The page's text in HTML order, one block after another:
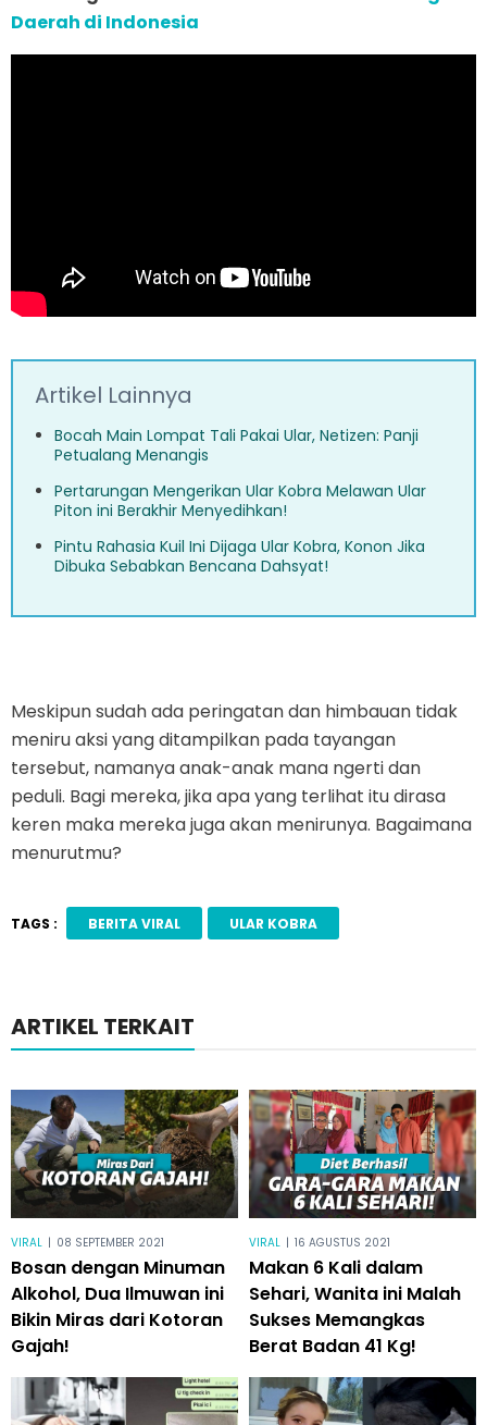
Daerah di Indonesia
Artikel Lainnya
Bocah Main Lompat Tali Pakai Ular, Netizen: Panji
Petualang Menangis
Pertarungan Mengerikan Ular Kobra Melawan Ular
Piton ini Berakhir Menyedihkan!
Pintu Rahasia Kuil Ini Dijaga Ular Kobra, Konon Jika
Dibuka Sebabkan Bencana Dahsyat!
Meskipun sudah ada peringatan dan himbauan tidak
meniru aksi yang ditampilkan pada tayangan
tersebut, namanya anak-anak mana ngerti dan
peduli. Bagi mereka, jika apa yang terlihat itu dirasa
keren maka mereka juga akan menirunya. Bagaimana
menurutmu?
TAGS : BERITA VIRAL ULAR KOBRA
ARTIKEL TERKAIT
VIRAL | 08 SEPTEMBER 2021
Bosan dengan Minuman
Alkohol, Dua Ilmuwan ini
Bikin Miras dari Kotoran
Gajah!
VIRAL | 16 AGUSTUS 2021
Makan 6 Kali dalam
Sehari, Wanita ini Malah
Sukses Memangkas
Berat Badan 41 Kg!